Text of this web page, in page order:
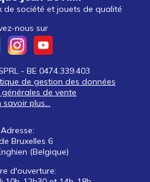
de société et jouets de qualité
nous sur
- BE 0474.339.403
de gestion des données
de vente
savoir plus...
Adresse:
Bruxelles 6
(Belgique)
d'ouverture: